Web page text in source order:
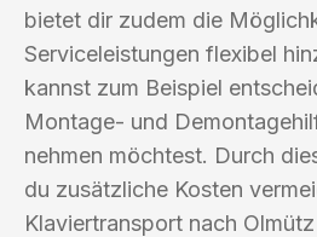
bietet dir zudem die
Serviceleistungen flexibel
kannst zum Beispiel
Montage- und
nehmen möchtest. Durch
du zusätzliche Kosten
Klaviertransport nach